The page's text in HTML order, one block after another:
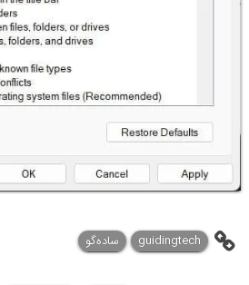
guidingtech ساده‌گو